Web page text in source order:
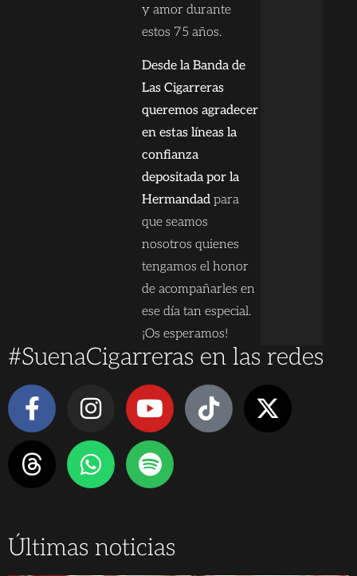
y amor durante
estos 75 años.
Desde la Banda de
Las Cigarreras
queremos agradecer
en estas líneas la
confianza
depositada por la
Hermandadpara
que seamos
nosotros quienes
tengamos el honor
de acompañarles en
ese día tan especial.
¡Os esperamos!
#SuenaCigarreras en las redes
Últimas noticias